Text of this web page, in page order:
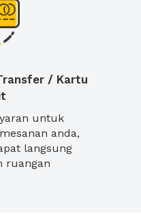
/ Kartu
untuk
anda,
langsung
ruangan